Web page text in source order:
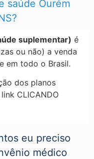
saúde Ourém
suplementar) é
ou não) a venda
em todo o Brasil.
dos planos
CLICANDO
eu preciso
médico